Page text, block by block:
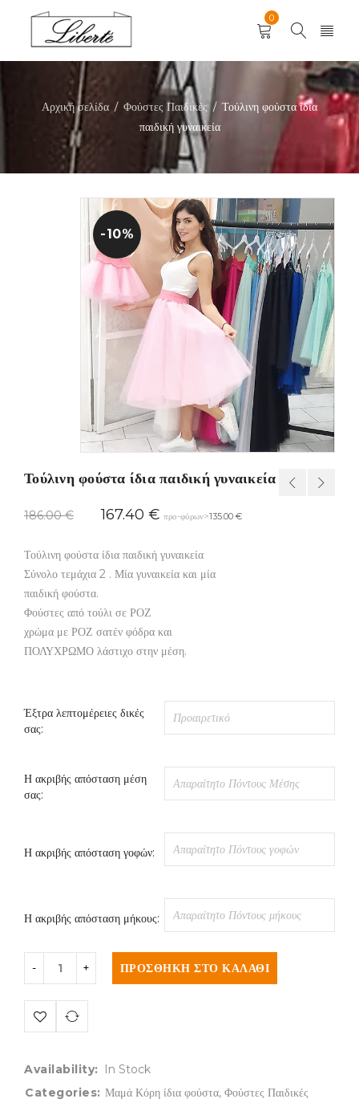
0
Αρχική σελίδα / Φούστες Παιδικές / Τούλινη φούστα ίδια
παιδική γυναικεία
-10%
Τούλινη φούστα ίδια παιδική γυναικεία
186.00€ 167.40 € προ-φόρων>135.00 €
Τούλινη φούστα ίδια παιδική γυναικεία
Σύνολο τεμάχια 2 . Μία γυναικεία και μία
παιδική φούστα.
Φούστες από τούλι σε ΡΟΖ
χρώμα με ΡΟΖ σατέν φόδρα και
ΠΟΛΥΧΡΩΜΟ λάστιχο στην μέση.
Έξτρα λεπτομέρειες δικές
σας:
Η ακριβής απόσταση μέση
σας:
Η ακριβής απόσταση γοφών:
Η ακριβής απόσταση μήκους:
ΠΡΟΣΘΉΚΗ ΣΤΟ ΚΑΛΆΘΙ
Availability:
In Stock
Categories: Μαμά Κόρη ίδια φούστα, Φούστες Παιδικές